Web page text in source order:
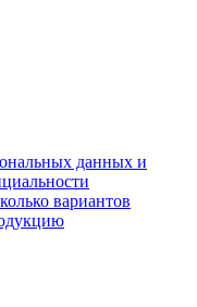
данных и
вариантов